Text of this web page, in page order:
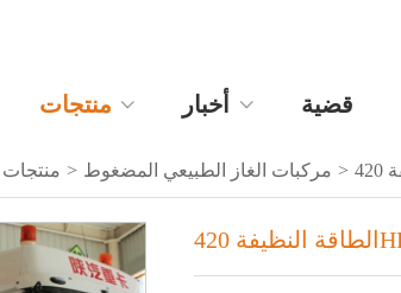
منتجات أخبار قضية
منتجات > مركبات الغاز الطبيعي المضغوط >